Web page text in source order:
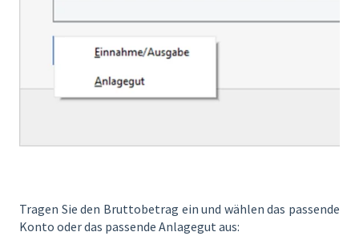
Tragen Sie den Bruttobetrag ein und wählen das passende
Konto oder das passende Anlagegut aus: